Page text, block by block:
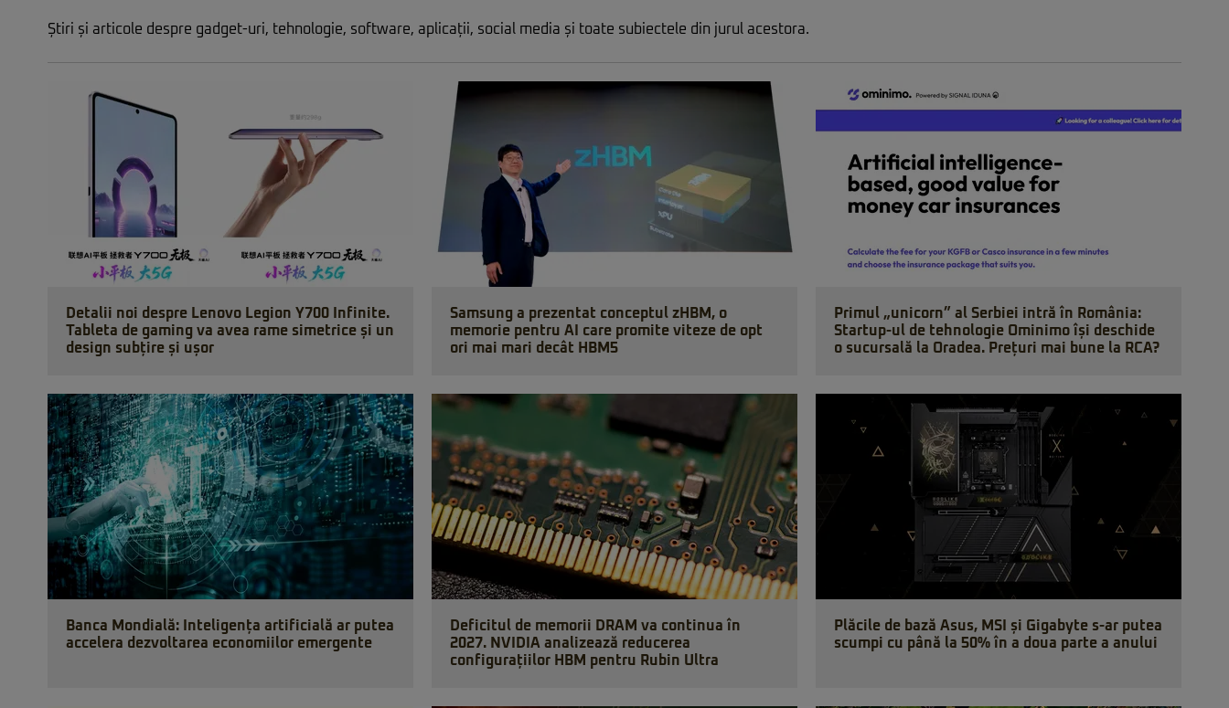
Știri și articole despre gadget-uri, tehnologie, software, aplicații, social media și toate subiectele din jurul acestora.
Detalii noi despre Lenovo Legion Y700 Infinite.
Tableta de gaming va avea rame simetrice și un
design subțire și ușor
Samsung a prezentat conceptul zHBM, o
memorie pentru AI care promite viteze de opt
ori mai mari decât HBM5
Primul „unicorn” al Serbiei intră în România:
Startup-ul de tehnologie Ominimo își deschide
o sucursală la Oradea. Prețuri mai bune la RCA?
Banca Mondială: Inteligența artificială ar putea
accelera dezvoltarea economiilor emergente
Deficitul de memorii DRAM va continua în
2027. NVIDIA analizează reducerea
configurațiilor HBM pentru Rubin Ultra
Plăcile de bază Asus, MSI și Gigabyte s-ar putea
scumpi cu până la 50% în a doua parte a anului